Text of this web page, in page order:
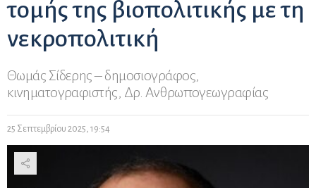
τομής της βιοπολιτικής με τη
νεκροπολιτική
Θωμάς Σίδερης – δημοσιογράφος,
κινηματογραφιστής, Δρ. Ανθρωπογεωγραφίας
25 Σεπτεμβρίου 2025, 19:54